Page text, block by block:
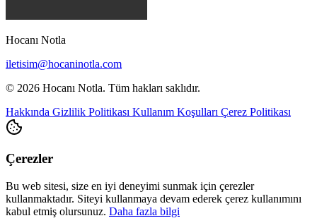
Hocanı Notla
iletisim@hocaninotla.com
© 2026 Hocanı Notla. Tüm hakları saklıdır.
Hakkında Gizlilik Politikası Kullanım Koşulları Çerez Politikası
Çerezler
Bu web sitesi, size en iyi deneyimi sunmak için çerezler
kullanmaktadır. Siteyi kullanmaya devam ederek çerez kullanımını
kabul etmiş olursunuz. Daha fazla bilgi